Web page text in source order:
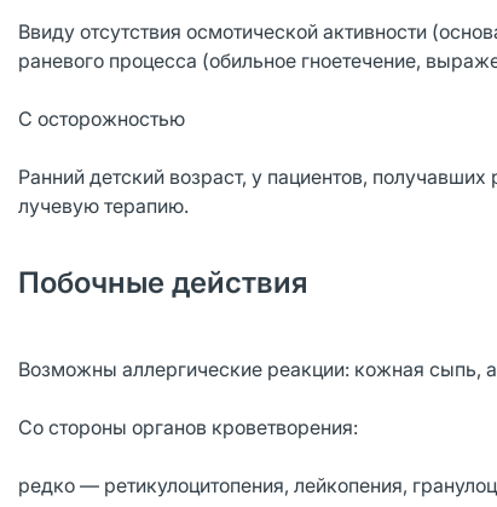
Ввиду отсутствия осмотической активности
раневого процесса (обильное гноетечение,
С осторожностью
Ранний детский возраст, у пациентов,
лучевую терапию.
Побочные действия
Возможны аллергические реакции: кожная сыпь,
Со стороны органов кроветворения:
редко — ретикулоцитопения, лейкопения,